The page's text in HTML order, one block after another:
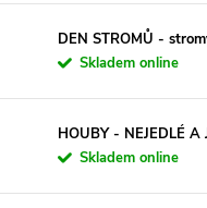
DEN STROMŮ -
Skladem online
HOUBY - NEJEDLÉ
Skladem online